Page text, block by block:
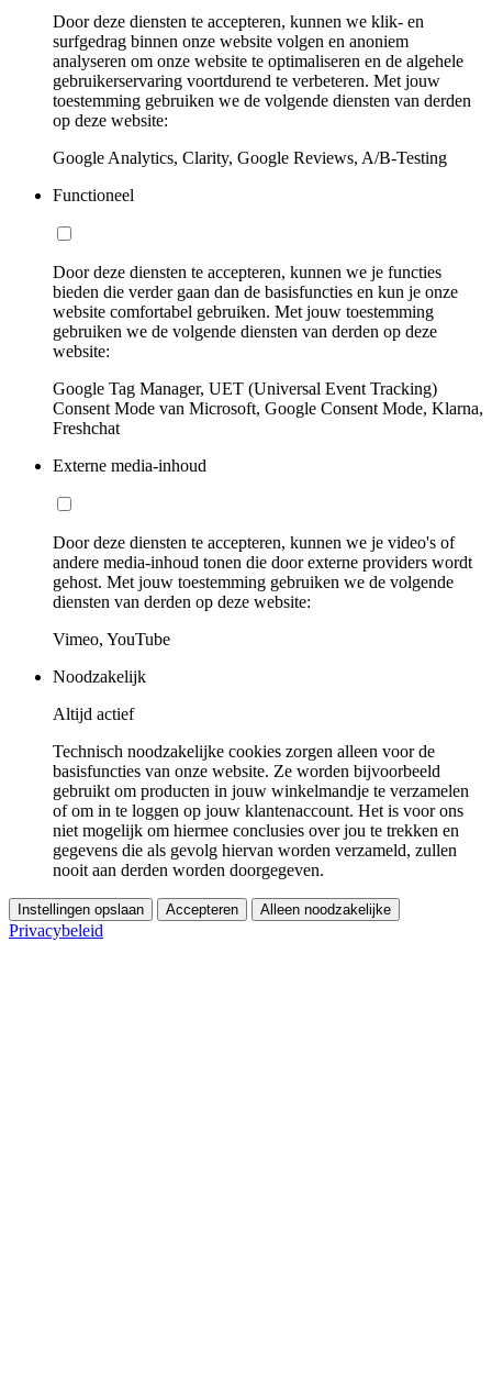
Door deze diensten te accepteren, kunnen we klik- en
surfgedrag binnen onze website volgen en anoniem
analyseren om onze website te optimaliseren en de algehele
gebruikerservaring voortdurend te verbeteren. Met jouw
toestemming gebruiken we de volgende diensten van derden
op deze website:
Google Analytics, Clarity, Google Reviews, A/B-Testing
Functioneel
Door deze diensten te accepteren, kunnen we je functies
bieden die verder gaan dan de basisfuncties en kun je onze
website comfortabel gebruiken. Met jouw toestemming
gebruiken we de volgende diensten van derden op deze
website:
Google Tag Manager, UET (Universal Event Tracking)
Consent Mode van Microsoft, Google Consent Mode, Klarna,
Freshchat
Externe media-inhoud
Door deze diensten te accepteren, kunnen we je video's of
andere media-inhoud tonen die door externe providers wordt
gehost. Met jouw toestemming gebruiken we de volgende
diensten van derden op deze website:
Vimeo, YouTube
Noodzakelijk
Altijd actief
Technisch noodzakelijke cookies zorgen alleen voor de
basisfuncties van onze website. Ze worden bijvoorbeeld
gebruikt om producten in jouw winkelmandje te verzamelen
of om in te loggen op jouw klantenaccount. Het is voor ons
niet mogelijk om hiermee conclusies over jou te trekken en
gegevens die als gevolg hiervan worden verzameld, zullen
nooit aan derden worden doorgegeven.
Instellingen opslaan Accepteren Alleen noodzakelijke
Privacybeleid